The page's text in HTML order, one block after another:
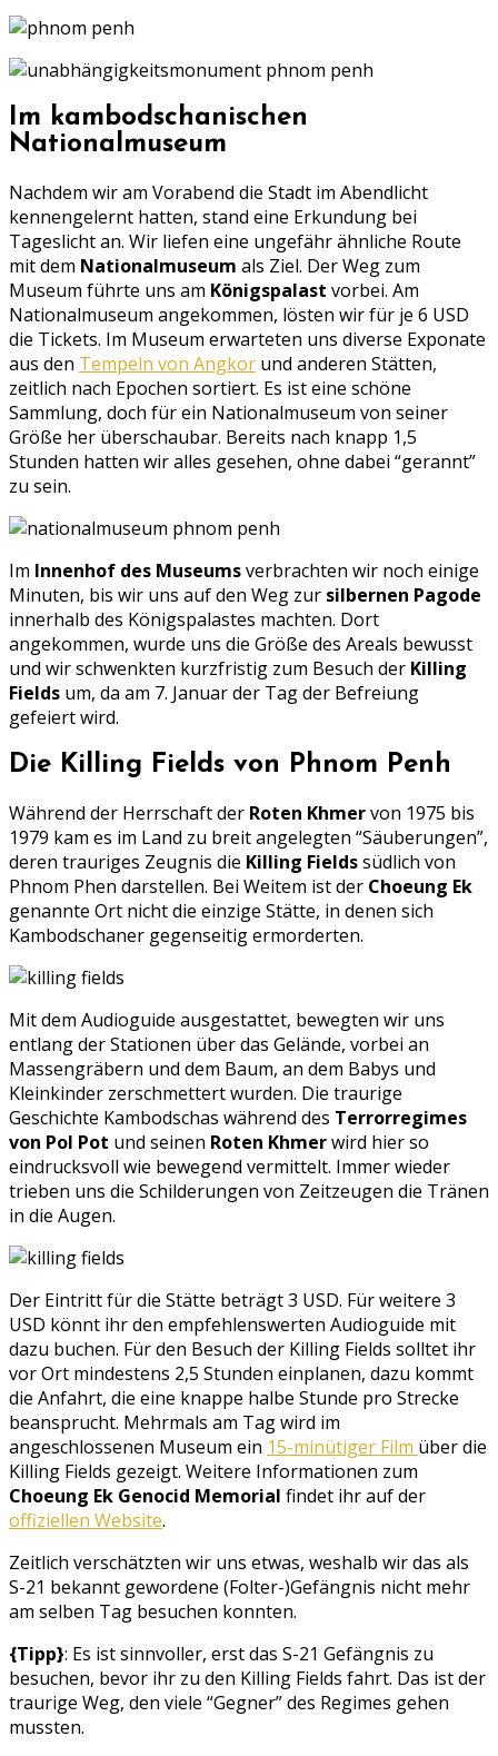
Im kambodschanischen
Nationalmuseum
Nachdem wir am Vorabend die Stadt im Abendlicht
kennengelernt hatten, stand eine Erkundung bei
Tageslicht an. Wir liefen eine ungefähr ähnliche Route
mit dem Nationalmuseum als Ziel. Der Weg zum
Museum führte uns am Königspalast vorbei. Am
Nationalmuseum angekommen, lösten wir für je 6 USD
die Tickets. Im Museum erwarteten uns diverse Exponate
aus den Tempeln von Angkor und anderen Stätten,
zeitlich nach Epochen sortiert. Es ist eine schöne
Sammlung, doch für ein Nationalmuseum von seiner
Größe her überschaubar. Bereits nach knapp 1,5
Stunden hatten wir alles gesehen, ohne dabei “gerannt”
zu sein.
Im Innenhof des Museumsverbrachten wir noch einige
Minuten, bis wir uns auf den Weg zur silbernen Pagode
innerhalb des Königspalastes machten. Dort
angekommen, wurde uns die Größe des Areals bewusst
und wir schwenkten kurzfristig zum Besuch der Killing
Fields um, da am 7. Januar der Tag der Befreiung
gefeiert wird.
Die Killing Fields von Phnom Penh
Während der Herrschaft der Roten Khmervon 1975 bis
1979 kam es im Land zu breit angelegten “Säuberungen”,
deren trauriges Zeugnis die Killing Fieldssüdlich von
Phnom Phen darstellen. Bei Weitem ist der Choeung Ek
genannte Ort nicht die einzige Stätte, in denen sich
Kambodschaner gegenseitig ermorderten.
Mit dem Audioguide ausgestattet, bewegten wir uns
entlang der Stationen über das Gelände, vorbei an
Massengräbern und dem Baum, an dem Babys und
Kleinkinder zerschmettert wurden. Die traurige
Geschichte Kambodschas während des Terrorregimes
von Pol Pot und seinen Roten Khmerwird hier so
eindrucksvoll wie bewegend vermittelt. Immer wieder
trieben uns die Schilderungen von Zeitzeugen die Tränen
in die Augen.
Der Eintritt für die Stätte beträgt 3 USD. Für weitere 3
USD könnt ihr den empfehlenswerten Audioguide mit
dazu buchen. Für den Besuch der Killing Fields solltet ihr
vor Ort mindestens 2,5 Stunden einplanen, dazu kommt
die Anfahrt, die eine knappe halbe Stunde pro Strecke
beansprucht. Mehrmals am Tag wird im
angeschlossenen Museum ein 15-minütiger Film über die
Killing Fields gezeigt. Weitere Informationen zum
Choeung Ek Genocid Memorial findet ihr auf der
offiziellen Website.
Zeitlich verschätzten wir uns etwas, weshalb wir das als
S-21 bekannt gewordene (Folter-)Gefängnis nicht mehr
am selben Tag besuchen konnten.
{Tipp}: Es ist sinnvoller, erst das S-21 Gefängnis zu
besuchen, bevor ihr zu den Killing Fields fahrt. Das ist der
traurige Weg, den viele “Gegner” des Regimes gehen
mussten.